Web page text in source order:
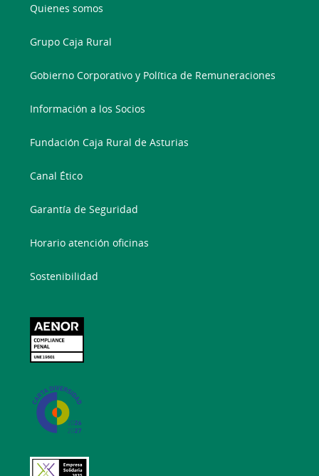
Quienes somos
Grupo Caja Rural
Gobierno Corporativo y Política de Remuneraciones
Información a los Socios
Fundación Caja Rural de Asturias
Canal Ético
Garantía de Seguridad
Horario atención oficinas
Sostenibilidad